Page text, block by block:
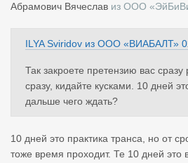
Абрамович Вячеслав из ООО
ILYA Sviridov из ООО «ВИАБАЛТ»
Так закроете претензию вас
сразу, кидайте кусками. 10 дней
дальше чего ждать?
10 дней это практика транса, но от
тоже время проходит. Те 10 дней это